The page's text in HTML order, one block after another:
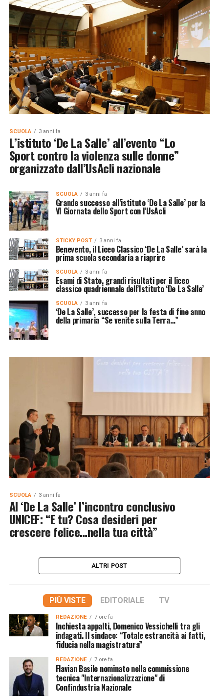
SCUOLA 3 anni fa
L’istituto ‘De La Salle’ all’evento “Lo
Sport contro la violenza sulle donne”
organizzato dall’UsAcli nazionale
SCUOLA 3 anni fa
Grande successo all’istituto ‘De La Salle’ per la
VI Giornata dello Sport con l’UsAcli
STICKY POST 3 anni fa
Benevento, il Liceo Classico ‘De La Salle’ sarà la
prima scuola secondaria a riaprire
SCUOLA 3 anni fa
Esami di Stato, grandi risultati per il liceo
classico quadriennale dell’Istituto ‘De La Salle’
SCUOLA 3 anni fa
‘De La Salle’, successo per la festa di fine anno
della primaria “Se venite sulla Terra…”
SCUOLA 3 anni fa
Al ‘De La Salle’ l’incontro conclusivo
UNICEF: “E tu? Cosa desideri per
crescere felice…nella tua città”
ALTRI POST
PIÙ VISTE EDITORIALE TV
REDAZIONE 7 ore fa
Inchiesta appalti, Domenico Vessichelli tra gli
indagati. Il sindaco: “Totale estraneità ai fatti,
fiducia nella magistratura”
REDAZIONE 7 ore fa
Flavian Basile nominato nella commissione
tecnica "Internazionalizzazione" di
Confindustria Nazionale